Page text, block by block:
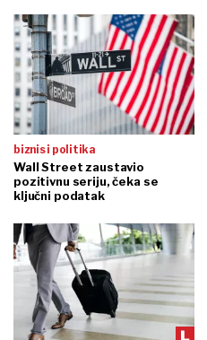
biznis i politika
Wall Street zaustavio
pozitivnu seriju, čeka se
ključni podatak